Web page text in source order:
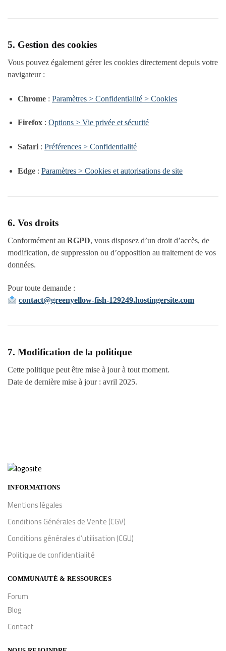
5. Gestion des cookies
Vous pouvez également gérer les cookies directement depuis votre
navigateur :
Chrome : Paramètres > Confidentialité > Cookies
Firefox : Options > Vie privée et sécurité
Safari : Préférences > Confidentialité
Edge : Paramètres > Cookies et autorisations de site
6. Vos droits
Conformément au RGPD, vous disposez d’un droit d’accès, de
modification, de suppression ou d’opposition au traitement de vos
données.
Pour toute demande :
contact@greenyellow-fish-129249.hostingersite.com
7. Modification de la politique
Cette politique peut être mise à jour à tout moment.
Date de dernière mise à jour : avril 2025.
INFORMATIONS
Mentions légales
Conditions Générales de Vente (CGV)
Conditions générales d’utilisation (CGU)
Politique de confidentialité
COMMUNAUTÉ & RESSOURCES
Forum
Blog
Contact